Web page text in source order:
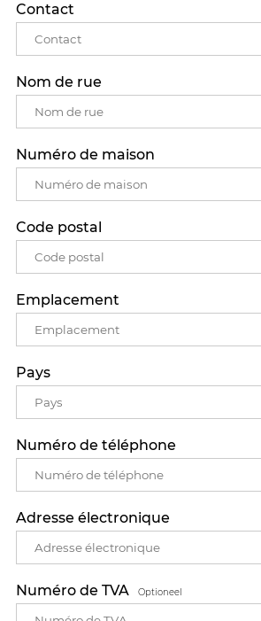
Contact
Nom de rue
Numéro de maison
Code postal
Emplacement
Pays
Numéro de téléphone
Adresse électronique
Numéro de TVA Optioneel